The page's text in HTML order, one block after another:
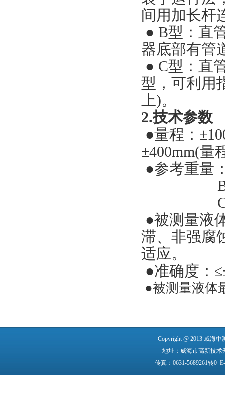
间用加长杆
● B型：直
器底部有管
● C型：直
型，可利用
上)。
2.技术参数
●量程： ±
±400mm(量
●参考重量
●被测量液
滞、非强腐
适应。
●准确度：
●被测量液体
Copyright @ 2013 威海
地址：威海市高新技术
传真：0631-5689261转0